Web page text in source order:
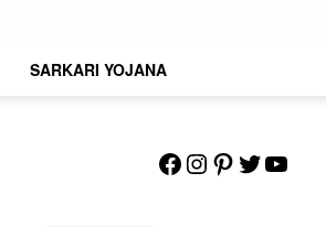
SARKARI YOJANA
Facebook
Instagram
Pinterest
Twitter